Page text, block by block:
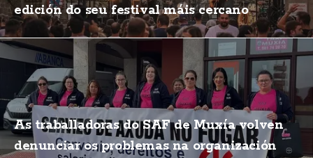
edición do seu festival máis cercano
As traballadoras do SAF de Muxía volven
denunciar os problemas na organización